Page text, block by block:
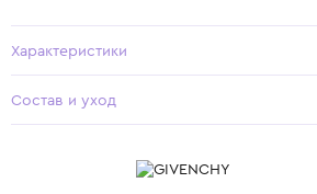
Характеристики
Состав и уход